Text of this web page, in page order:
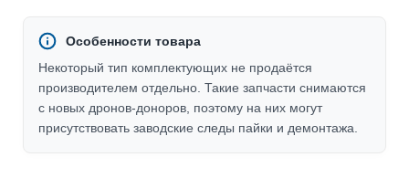
Особенности товара
Некоторый тип комплектующих не продаётся
производителем отдельно. Такие запчасти снимаются
с новых дронов-доноров, поэтому на них могут
присутствовать заводские следы пайки и демонтажа.